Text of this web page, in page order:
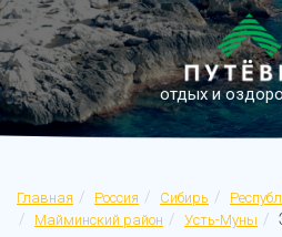
отдых и
Главная Россия Сибирь
Майминский район
Усть-Муны